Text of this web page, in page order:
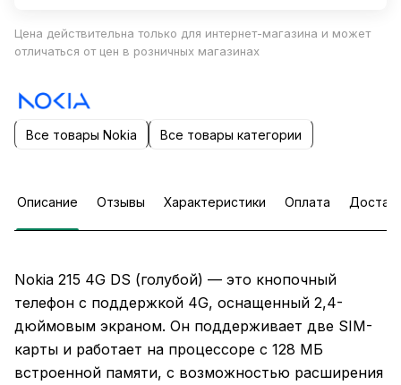
Цена действительна только для интернет-магазина и может
отличаться от цен в розничных магазинах
Все товары Nokia Все товары категории
Описание Отзывы Характеристики Оплата
Nokia 215 4G DS (голубой) — это кнопочный
телефон с поддержкой 4G, оснащенный 2,4-
дюймовым экраном. Он поддерживает две SIM-
карты и работает на процессоре с 128 МБ
встроенной памяти, с возможностью расширения